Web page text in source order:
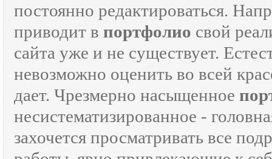
постоянно редактироваться.
приводит в портфолио свой
сайта уже и не существует.
невозможно оценить во всей
дает. Чрезмерно насыщенное
несистематизированное -
захочется просматривать все